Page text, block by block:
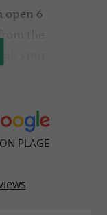
open 6
your
a
yourself
PLAGE